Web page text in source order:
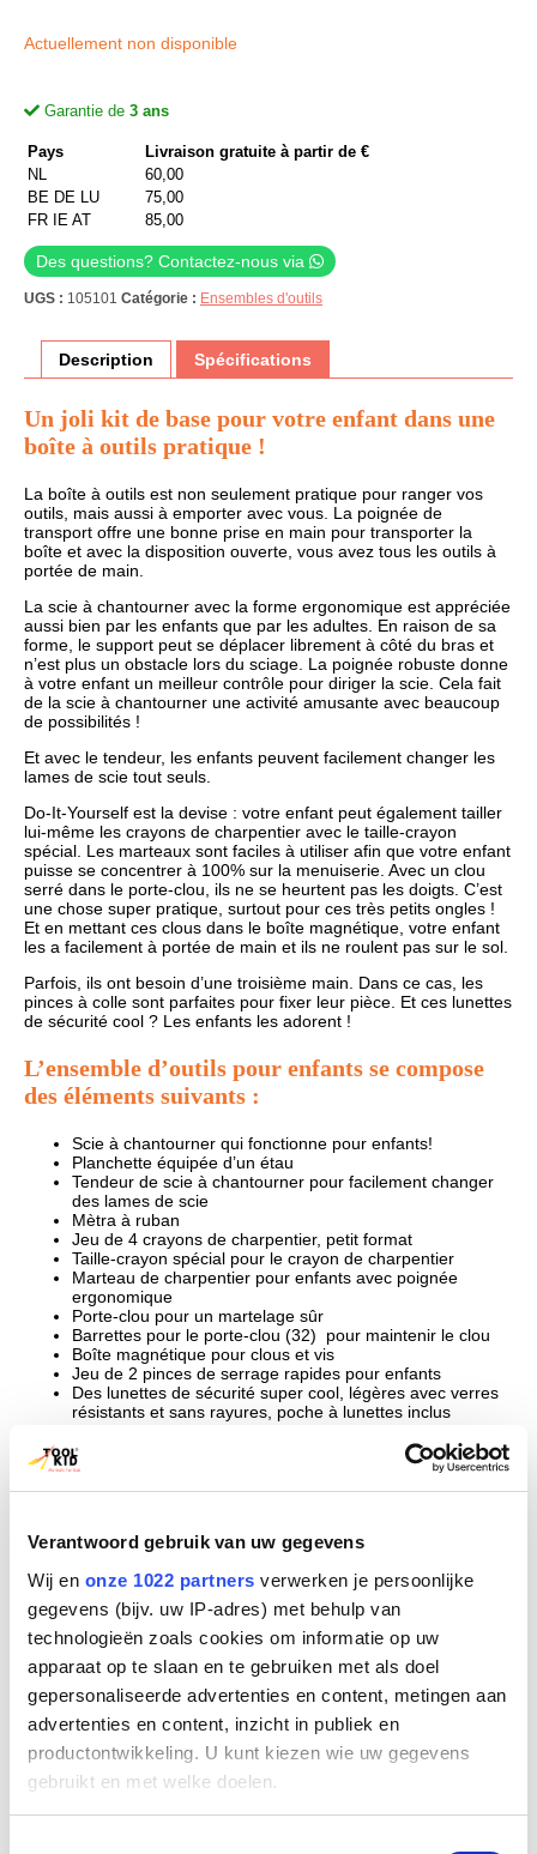
Verantwoord gebruik van uw gegevens
Wij en onze 1022 partners verwerken je persoonlijke
gegevens (bijv. uw IP-adres) met behulp van
technologieën zoals cookies om informatie op uw
apparaat op te slaan en te gebruiken met als doel
gepersonaliseerde advertenties en content, metingen aan
advertenties en content, inzicht in publiek en
productontwikkeling. U kunt kiezen wie uw gegevens
gebruikt en met welke doelen.
Actuellement non disponible
Garantie de 3 ans
Pays
Livraison gratuite à partir de €
NL
60,00
BE DE LU
75,00
FR IE AT
85,00
Des questions? Contactez-nous via
UGS : 105101 Catégorie : Ensembles d'outils
Description Spécifications
Un joli kit de base pour votre enfant dans une
boîte à outils pratique !
La boîte à outils est non seulement pratique pour ranger vos
outils, mais aussi à emporter avec vous. La poignée de
transport offre une bonne prise en main pour transporter la
boîte et avec la disposition ouverte, vous avez tous les outils à
portée de main.
La scie à chantourner avec la forme ergonomique est appréciée
aussi bien par les enfants que par les adultes. En raison de sa
forme, le support peut se déplacer librement à côté du bras et
n’est plus un obstacle lors du sciage. La poignée robuste donne
à votre enfant un meilleur contrôle pour diriger la scie. Cela fait
de la scie à chantourner une activité amusante avec beaucoup
de possibilités !
Et avec le tendeur, les enfants peuvent facilement changer les
lames de scie tout seuls.
Do-It-Yourself est la devise : votre enfant peut également tailler
lui-même les crayons de charpentier avec le taille-crayon
spécial. Les marteaux sont faciles à utiliser afin que votre enfant
puisse se concentrer à 100% sur la menuiserie. Avec un clou
serré dans le porte-clou, ils ne se heurtent pas les doigts. C’est
une chose super pratique, surtout pour ces très petits ongles !
Et en mettant ces clous dans le boîte magnétique, votre enfant
les a facilement à portée de main et ils ne roulent pas sur le sol.
Parfois, ils ont besoin d’une troisième main. Dans ce cas, les
pinces à colle sont parfaites pour fixer leur pièce. Et ces lunettes
de sécurité cool ? Les enfants les adorent !
L’ensemble d’outils pour enfants se compose
des éléments suivants :
Scie à chantourner qui fonctionne pour enfants!
Planchette équipée d’un étau
Tendeur de scie à chantourner pour facilement changer
des lames de scie
Mètra à ruban
Jeu de 4 crayons de charpentier, petit format
Taille-crayon spécial pour le crayon de charpentier
Marteau de charpentier pour enfants avec poignée
ergonomique
Porte-clou pour un martelage sûr
Barrettes pour le porte-clou (32) pour maintenir le clou
Boîte magnétique pour clous et vis
Jeu de 2 pinces de serrage rapides pour enfants
Des lunettes de sécurité super cool, légères avec verres
résistants et sans rayures, poche à lunettes inclus
ranger tous les outils
Vous souhaitez savoir comment utiliser les outils ?
Produits similaires